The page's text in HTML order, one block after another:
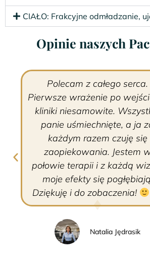
CIAŁO: Frakcyjne odmładzanie,
Opinie naszych
Polecam z całego serca.
Pierwsze wrażenie po
kliniki niesamowite.
panie uśmiechnięte, a ja
każdym razem czuję się
zaopiekowania. Jestem
połowie terapii i z każdą
moje efekty się
Dziękuję i do zobaczenia!
Natalia Jędrasik